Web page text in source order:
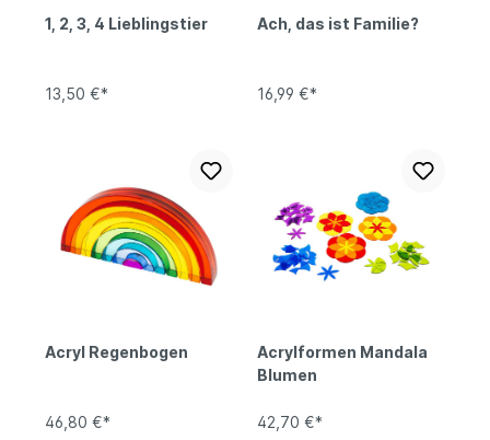
1, 2, 3, 4 Lieblingstier
13,50 €*
Ach, das ist Familie?
16,99 €*
Acryl Regenbogen
46,80 €*
Acrylformen Mandala
Blumen
42,70 €*